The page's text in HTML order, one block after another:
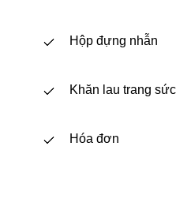
Hộp đựng nhẫn
Khăn lau trang sức
Hóa đơn